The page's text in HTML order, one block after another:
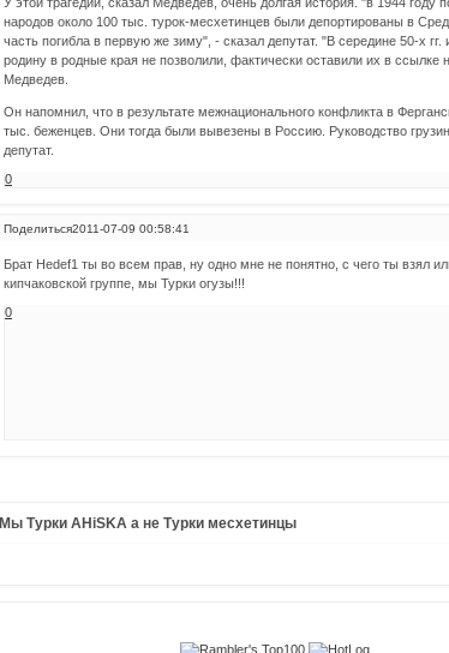
народов около 100 тыс. турок-месхетинцев были депортированы в
часть погибла в первую же зиму", - сказал депутат. "В середине 50-х
родину в родные края не позволили, фактически оставили их в
Медведев.
Он напомнил, что в результате межнационального конфликта в
тыс. беженцев. Они тогда были вывезены в Россию. Руководство
депутат.
0
Поделиться2011-07-09 00:58:41
Брат Hedef1 ты во всем прав, ну одно мне не понятно, с чего ты взял
кипчаковской группе, мы Турки огузы!!!
0
Мы Турки AHiSKA а не Турки месхетинцы